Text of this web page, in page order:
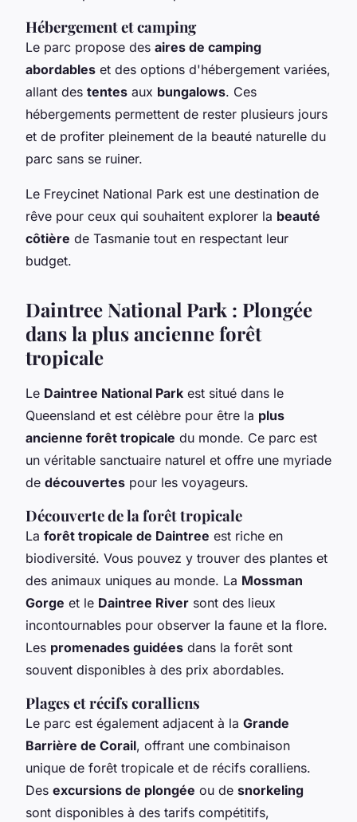
Hébergement et camping
Le parc propose des aires de camping
abordables et des options d'hébergement variées,
allant des tentes aux bungalows. Ces
hébergements permettent de rester plusieurs jours
et de profiter pleinement de la beauté naturelle du
parc sans se ruiner.
Le Freycinet National Park est une destination de
rêve pour ceux qui souhaitent explorer la beauté
côtière de Tasmanie tout en respectant leur
budget.
Daintree National Park : Plongée
dans la plus ancienne forêt
tropicale
Le Daintree National Park est situé dans le
Queensland et est célèbre pour être la plus
ancienne forêt tropicale du monde. Ce parc est
un véritable sanctuaire naturel et offre une myriade
de découvertes pour les voyageurs.
Découverte de la forêt tropicale
La forêt tropicale de Daintree est riche en
biodiversité. Vous pouvez y trouver des plantes et
des animaux uniques au monde. La Mossman
Gorge et le Daintree River sont des lieux
incontournables pour observer la faune et la flore.
Les promenades guidées dans la forêt sont
souvent disponibles à des prix abordables.
Plages et récifs coralliens
Le parc est également adjacent à la Grande
Barrière de Corail, offrant une combinaison
unique de forêt tropicale et de récifs coralliens.
Des excursions de plongée ou de snorkeling
sont disponibles à des tarifs compétitifs,